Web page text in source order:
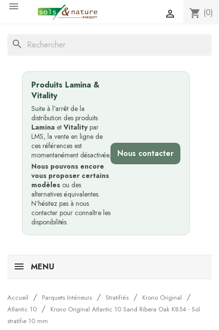

shopping_cart (0)

search
Produits Lamina &
Vitality
Suite à l'arrêt de la
distribution des produits
Lamina et Vitalitypar
LMS, la vente en ligne de
ces références est
momentanément désactivée.
Nous pouvons encore
vous proposer certains
modèles ou des
alternatives équivalentes.
N'hésitez pas à nous
contacter pour connaître les
disponibilités.
Nous contacter
MENU
Accueil Parquets Intérieurs Stratifiés
Krono Original
Atlantic 10
Krono Original Atlantic 10 Sand Ribera Oak K854 - Sol
stratifie 10 mm